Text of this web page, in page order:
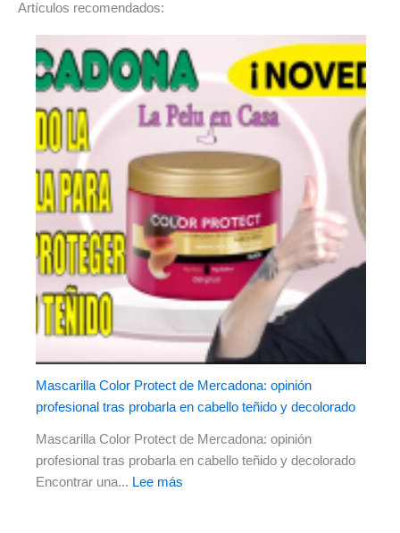
Artículos recomendados:
Mascarilla Color Protect de Mercadona: opinión
profesional tras probarla en cabello teñido y decolorado
Mascarilla Color Protect de Mercadona: opinión
profesional tras probarla en cabello teñido y decolorado
Encontrar una... Lee más